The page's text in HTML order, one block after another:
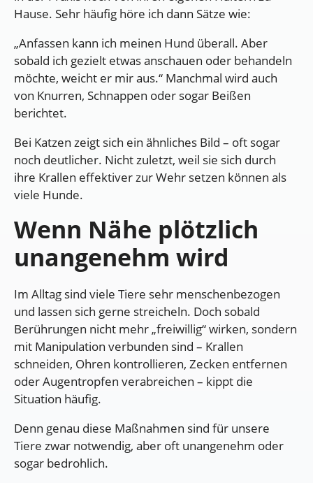
Hause. Sehr häufig höre ich dann Sätze wie:
„Anfassen kann ich meinen Hund überall. Aber
sobald ich gezielt etwas anschauen oder behandeln
möchte, weicht er mir aus.“ Manchmal wird auch
von Knurren, Schnappen oder sogar Beißen
berichtet.
Bei Katzen zeigt sich ein ähnliches Bild – oft sogar
noch deutlicher. Nicht zuletzt, weil sie sich durch
ihre Krallen effektiver zur Wehr setzen können als
viele Hunde.
Wenn Nähe plötzlich
unangenehm wird
Im Alltag sind viele Tiere sehr menschenbezogen
und lassen sich gerne streicheln. Doch sobald
Berührungen nicht mehr „freiwillig“ wirken, sondern
mit Manipulation verbunden sind – Krallen
schneiden, Ohren kontrollieren, Zecken entfernen
oder Augentropfen verabreichen – kippt die
Situation häufig.
Denn genau diese Maßnahmen sind für unsere
Tiere zwar notwendig, aber oft unangenehm oder
sogar bedrohlich.